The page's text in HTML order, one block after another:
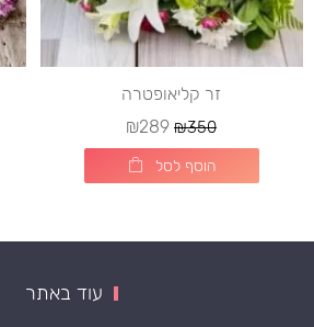
זר קליאופטרה
₪350
₪289
הוסף לסל
עוד באתר